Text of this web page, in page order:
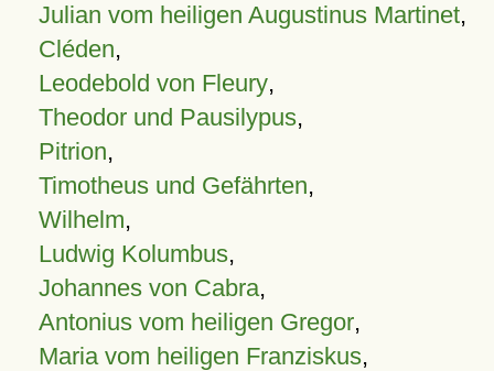
Julian vom heiligen Augustinus Martinet,
Cléden,
Leodebold von Fleury,
Theodor und Pausilypus,
Pitrion,
Timotheus und Gefährten,
Wilhelm,
Ludwig Kolumbus,
Johannes von Cabra,
Antonius vom heiligen Gregor,
Maria vom heiligen Franziskus,